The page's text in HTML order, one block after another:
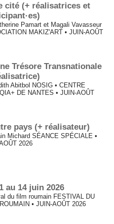
cité (+ réalisatrices et
Pamart et Magali Vavasseur
MAKIZ'ART • JUIN-AOÛT
Trésore Transnationale
Abitbol NOSIG • CENTRE
DE NANTES • JUIN-AOÛT
pays (+ réalisateur)
Michard SÉANCE SPÉCIALE •
2026
au 14 juin 2026
du film roumain FESTIVAL DU
• JUIN-AOÛT 2026